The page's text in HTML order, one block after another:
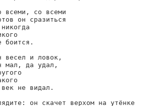
всеми, со всеми
он сразиться
боится.
весел и ловок,
мал, да удал,
не видал.
он скачет верхом на утёнке